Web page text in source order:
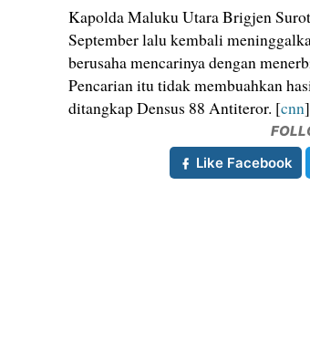
Kapolda Maluku Utara Brigjen
September lalu kembali
berusaha mencarinya dengan
Pencarian itu tidak membuahkan
ditangkap Densus 88 Antiteror. [cnn]
Like Facebook